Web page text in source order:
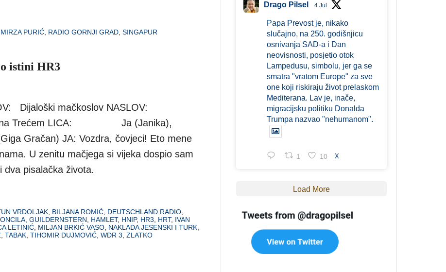
MIRZA PURIĆ RADIO GORNJI GRAD SINGAPUR
istini HR3
Dijaloški mačkoslov NASLOV:
na Trećem LICA: Ja (Janika),
Gračan) JA: Vozdra, čovjeci! Eto mene
U zenitu mačjega si vijeka dospio sam
dva pisalačka života.
VRDOLJAK BILJANA ROMIĆ DEUTSCHLAND RADIO
GUILDERNSTERN HAMLET, HNIP, HR3 HRT, IVAN
LETINIĆ MILJAN BRKIĆ VASO NAKLADA JESENSKI I TURK
TABAK TIHOMIR DUJMOVIĆ WDR 3 ZLATKO
Drago Pilsel 4 Jul
Papa Prevost je, nikako
slučajno, na 250. godišnjicu
osnivanja SAD-a i Dan
neovisnosti, posjetio otok
Lampedusu, simbolu, jer ga se
smatra "vratom Europe" za sve
one koji riskiraju život prelaskom
Mediterana. Lav je, inače,
migracijsku politiku Donalda
Trumpa nazvao "nehumanom".
1 10 X
Load More